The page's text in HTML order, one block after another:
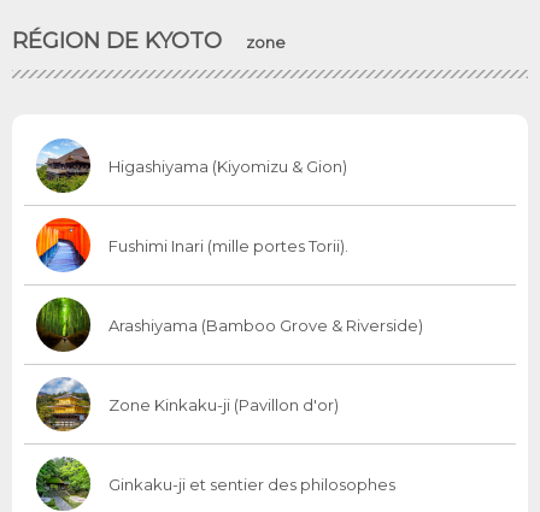
RÉGION DE KYOTO zone
Higashiyama (Kiyomizu & Gion)
Fushimi Inari (mille portes Torii).
Arashiyama (Bamboo Grove & Riverside)
Zone Kinkaku-ji (Pavillon d'or)
Ginkaku-ji et sentier des philosophes